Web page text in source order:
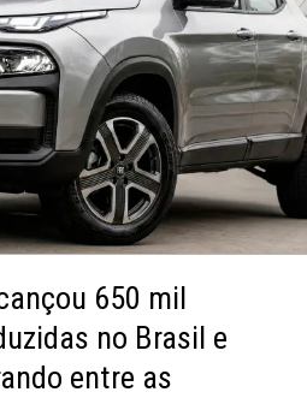
650 mil
no Brasil e
entre as